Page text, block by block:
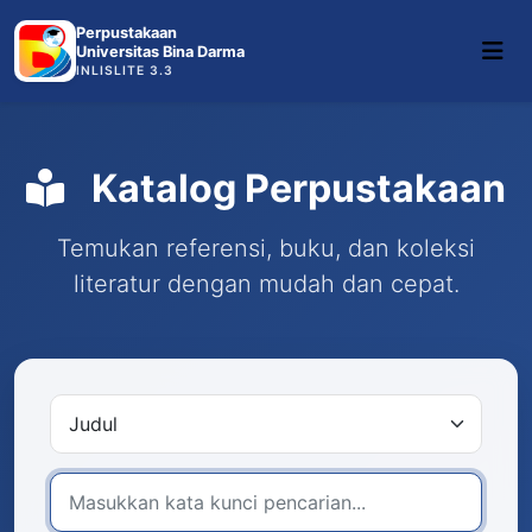
Perpustakaan
Universitas Bina Darma
INLISLITE 3.3
Katalog Perpustakaan
Temukan referensi, buku, dan koleksi
literatur dengan mudah dan cepat.